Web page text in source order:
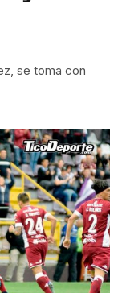
se toma con